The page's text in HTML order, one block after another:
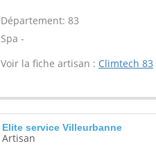
Département: 83
Spa -
Voir la fiche artisan : Climtech 83
Elite service Villeurbanne
Artisan